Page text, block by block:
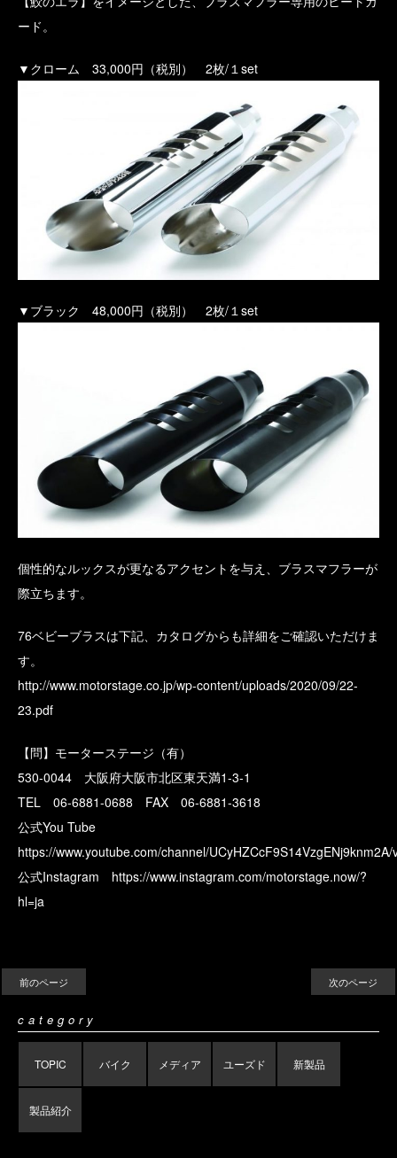
ード。
▼クローム 33,000円（税別） 2枚/１set
▼ブラック 48,000円（税別） 2枚/１set
個性的なルックスが更なるアクセントを与え、ブラスマフラーが
際立ちます。
76ベビーブラスは下記、カタログからも詳細をご確認いただけま
す。
http://www.motorstage.co.jp/wp-content/uploads/2020/09/22-
23.pdf
【問】モーターステージ（有）
530-0044 大阪府大阪市北区東天満1-3-1
TEL 06-6881-0688 FAX 06-6881-3618
公式You Tube
https://www.youtube.com/channel/UCyHZCcF9S14VzgENj9knm2A/
公式Instagram https://www.instagram.com/motorstage.now/?
hl=ja
前のページ 次のページ
category
TOPIC バイク メディア ユーズド 新製品
製品紹介